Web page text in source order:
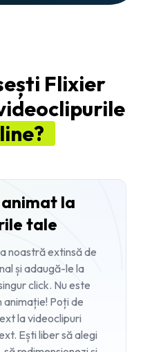
Flixier
la
tale
noastră extinsă de
și adaugă-le la
click. Nu este
Poți de
la videoclipuri
Ești liber să alegi